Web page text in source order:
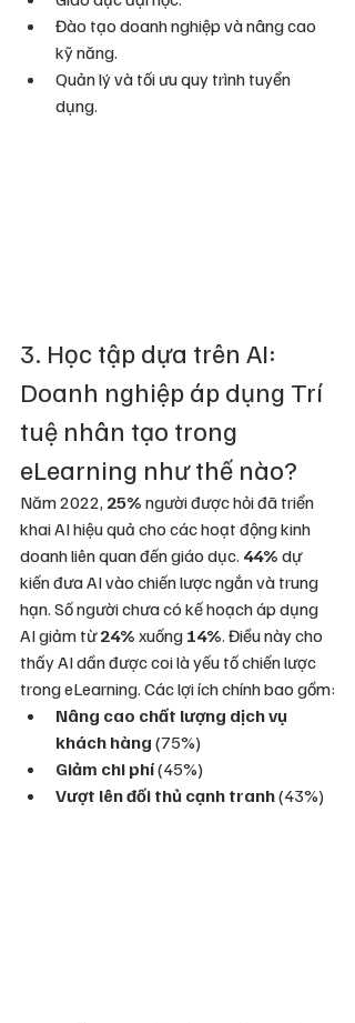
Đào tạo doanh nghiệp và nâng cao
kỹ năng.
Quản lý và tối ưu quy trình tuyển
dụng.
3. Học tập dựa trên AI:
Doanh nghiệp áp dụng Trí
tuệ nhân tạo trong
eLearning như thế nào?
Năm 2022, 25% người được hỏi đã triển
khai AI hiệu quả cho các hoạt động kinh
doanh liên quan đến giáo dục. 44% dự
kiến đưa AI vào chiến lược ngắn và trung
hạn. Số người chưa có kế hoạch áp dụng
AI giảm từ 24% xuống 14%. Điều này cho
thấy AI dần được coi là yếu tố chiến lược
trong eLearning. Các lợi ích chính bao gồm:
Nâng cao chất lượng dịch vụ
khách hàng (75%)
Giảm chi phí (45%)
Vượt lên đối thủ cạnh tranh (43%)